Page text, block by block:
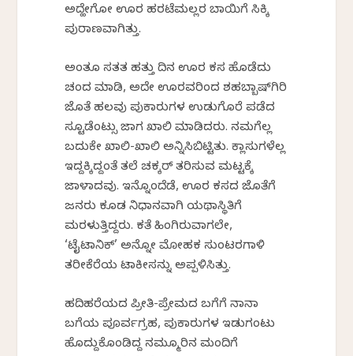
ಅದ್ಹೇಗೋ ಊರ ಹರಟೆಮಲ್ಲರ ಬಾಯಿಗೆ ಸಿಕ್ಕಿ
ಪುರಾಣವಾಗಿತ್ತು.
ಅಂತೂ ಸತತ ಹತ್ತು ದಿನ ಊರ ಕಸ ಹೊಡೆದು
ಚಂದ ಮಾಡಿ, ಅದೇ ಊರವರಿಂದ ಶಹಬ್ಬಾಷ್‌ಗಿರಿ
ಜೊತೆ ಹಲವು ಪುಕಾರುಗಳ ಉಡುಗೊರೆ ಪಡೆದ
ಸ್ಟೂಡೆಂಟ್ಸು ಜಾಗ ಖಾಲಿ ಮಾಡಿದರು. ನಮಗೆಲ್ಲ
ಬದುಕೇ ಖಾಲಿ-ಖಾಲಿ ಅನ್ನಿಸಿಬಿಟ್ಟಿತು. ಕ್ಲಾಸುಗಳೆಲ್ಲ
ಇದ್ದಕ್ಕಿದ್ದಂತೆ ತಲೆ ಚಕ್ಕರ್ ತರಿಸುವ ಮಟ್ಟಕ್ಕೆ
ಜಾಳಾದವು. ಇನ್ನೊಂದೆಡೆ, ಊರ ಕಸದ ಜೊತೆಗೆ
ಜನರು ಕೂಡ ನಿಧಾನವಾಗಿ ಯಥಾಸ್ಥಿತಿಗೆ
ಮರಳುತ್ತಿದ್ದರು. ಕತೆ ಹಿಂಗಿರುವಾಗಲೇ,
‘ಟೈಟಾನಿಕ್’ ಅನ್ನೋ ಮೋಹಕ ಸುಂಟರಗಾಳಿ
ತರೀಕೆರೆಯ ಟಾಕೀಸನ್ನು ಅಪ್ಪಳಿಸಿತ್ತು.
ಹದಿಹರೆಯದ ಪ್ರೀತಿ-ಪ್ರೇಮದ ಬಗೆಗೆ ನಾನಾ
ಬಗೆಯ ಪೂರ್ವಗ್ರಹ, ಪುಕಾರುಗಳ ಇಡುಗಂಟು
ಹೊದ್ದುಕೊಂಡಿದ್ದ ನಮ್ಮೂರಿನ ಮಂದಿಗೆ